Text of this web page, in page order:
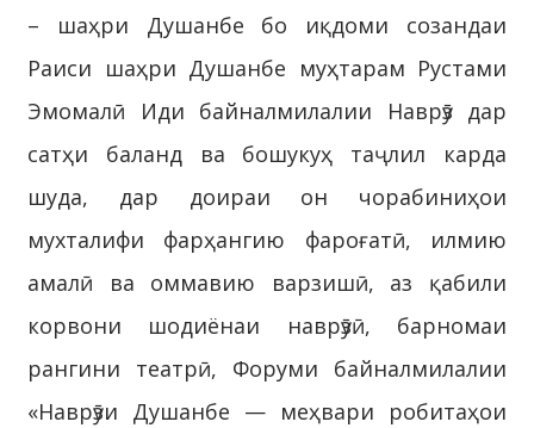
– шаҳри Душанбе бо иқдоми созандаи
Раиси шаҳри Душанбе муҳтарам Рустами
Эмомалӣ Иди байналмилалии Наврӯз дар
сатҳи баланд ва бошукуҳ таҷлил карда
шуда, дар доираи он чорабиниҳои
мухталифи фарҳангию фароғатӣ, илмию
амалӣ ва оммавию варзишӣ, аз қабили
корвони шодиёнаи наврӯзӣ, барномаи
рангини театрӣ, Форуми байналмилалии
«Наврӯзи Душанбе — меҳвари робитаҳои